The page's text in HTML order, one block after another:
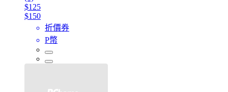
$125
$150
折價券
P幣